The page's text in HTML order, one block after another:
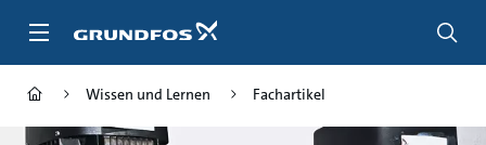
Inhalt
Wissen und Lernen Fachartikel